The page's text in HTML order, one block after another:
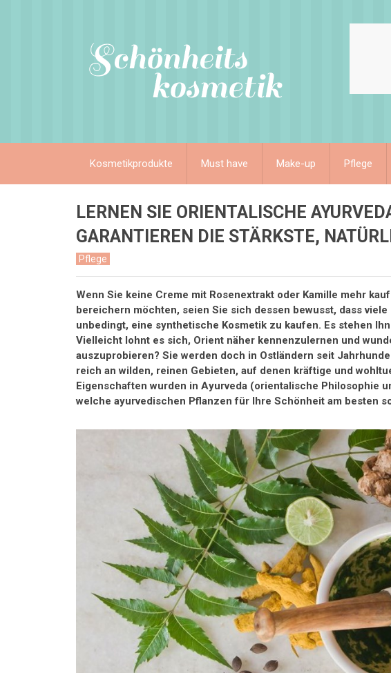
Kosmetikprodukte Must have Make-up Pflege
LERNEN SIE ORIENTALISCHE
GARANTIEREN DIE STÄRKSTE,
Pflege
Wenn Sie keine Creme mit Rosenextrakt oder Kamille mehr
bereichern möchten, seien Sie sich dessen bewusst, dass
unbedingt, eine synthetische Kosmetik zu kaufen. Es stehen
Vielleicht lohnt es sich, Orient näher kennenzulernen und
auszuprobieren? Sie werden doch in Ostländern seit
reich an wilden, reinen Gebieten, auf denen kräftige und
Eigenschaften wurden in Ayurveda (orientalische Philosophie
welche ayurvedischen Pflanzen für Ihre Schönheit am besten